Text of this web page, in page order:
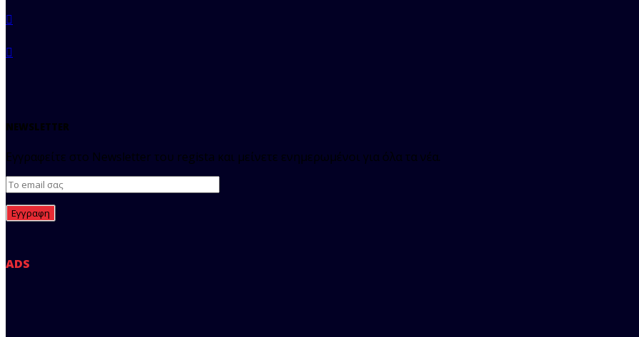
NEWSLETTER
Εγγραφείτε στο Newsletter του regista και μείνετε ενημερωμένοι για όλα τα νέα.
ADS